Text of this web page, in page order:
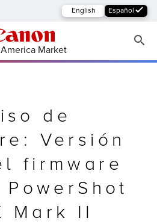
English Español
Market
de
Versión
firmware
Mark II